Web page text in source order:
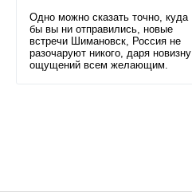
Одно можно сказать точно, куда
бы вы ни отправились, новые
встречи Шимановск, Россия не
разочаруют никого, даря новизну
ощущений всем желающим.